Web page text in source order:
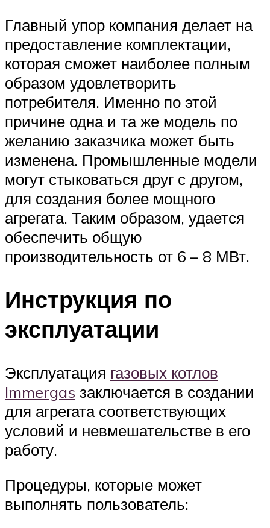
Главный упор компания делает на
предоставление комплектации,
которая сможет наиболее полным
образом удовлетворить
потребителя. Именно по этой
причине одна и та же модель по
желанию заказчика может быть
изменена. Промышленные модели
могут стыковаться друг с другом,
для создания более мощного
агрегата. Таким образом, удается
обеспечить общую
производительность от 6 – 8 МВт.
Инструкция по
эксплуатации
Эксплуатация газовых котлов
Immergas заключается в создании
для агрегата соответствующих
условий и невмешательстве в его
работу.
Процедуры, которые может
выполнять пользователь: